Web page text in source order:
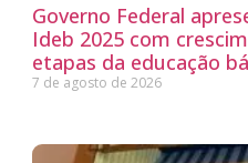
Governo Federal
Ideb 2025 com
etapas da educação
7 de agosto de 2026